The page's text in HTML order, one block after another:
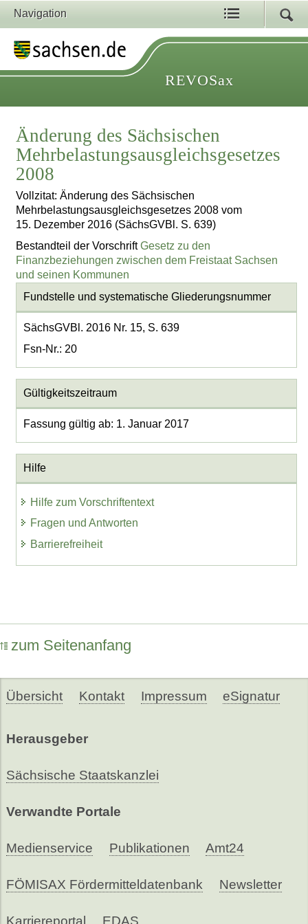
Navigation
REVOSax
Änderung des Sächsischen
Mehrbelastungsausgleichsgesetzes
2008
Vollzitat: Änderung des Sächsischen
Mehrbelastungsausgleichsgesetzes 2008 vom
15. Dezember 2016 (SächsGVBl. S. 639)
Bestandteil der VorschriftGesetz zu den
Finanzbeziehungen zwischen dem Freistaat Sachsen
und seinen Kommunen
Fundstelle und systematische Gliederungsnummer
SächsGVBl. 2016 Nr. 15, S. 639
Fsn-Nr.: 20
Gültigkeitszeitraum
Fassung gültig ab: 1. Januar 2017
Hilfe
Hilfe zum Vorschriftentext
Fragen und Antworten
Barrierefreiheit
zum Seitenanfang
Übersicht Kontakt Impressum eSignatur
Herausgeber
Sächsische Staatskanzlei
Verwandte Portale
Medienservice Publikationen Amt24
FÖMISAX Fördermitteldatenbank Newsletter
Karriereportal EDAS